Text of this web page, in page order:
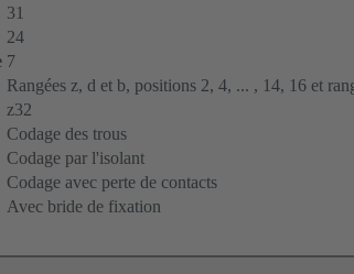
31
24
7
Rangées z, d et b, positions 2, 4, ... , 14, 16 et
z32
Codage des trous
Codage par l'isolant
Codage avec perte de contacts
Avec bride de fixation